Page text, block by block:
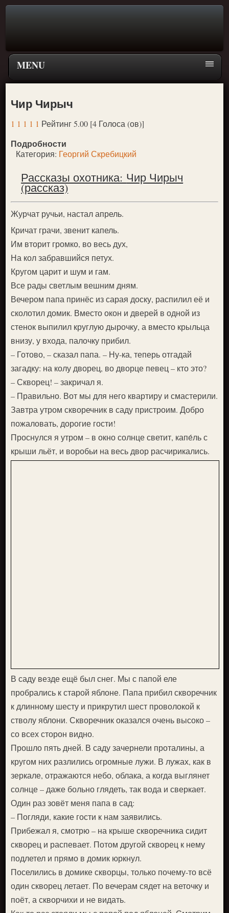
MENU
Главная страница
Поиск
ПЕРЕЙТИ К ГЛАВНОМУ МЕНЮ СКАЗОК
Новое
Чир Чирыч
1 1 1 1 1 Рейтинг 5.00 [4 Голоса (ов)]
Подробности
Категория: Георгий Скребицкий
Рассказы охотника: Чир Чирыч
(рассказ)
Журчат ручьи, настал апрель.
Кричат грачи, звенит капель.
Им вторит громко, во весь дух,
На кол забравшийся петух.
Кругом царит и шум и гам.
Все рады светлым вешним дням.
Вечером папа принёс из сарая доску, распилил её и
сколотил домик. Вместо окон и дверей в одной из
стенок выпилил круглую дырочку, а вместо крыльца
внизу, у входа, палочку прибил.
– Готово, – сказал папа. – Ну-ка, теперь отгадай
загадку: на колу дворец, во дворце певец – кто это?
– Скворец! – закричал я.
– Правильно. Вот мы для него квартиру и смастерили.
Завтра утром скворечник в саду пристроим. Добро
пожаловать, дорогие гости!
Проснулся я утром – в окно солнце светит, капе́ль с
крыши льёт, и воробьи на весь двор расчирикались.
В саду везде ещё был снег. Мы с папой еле
пробрались к старой яблоне. Папа прибил скворечник
к длинному шесту и прикрутил шест проволокой к
стволу яблони. Скворечник оказался очень высоко –
со всех сторон видно.
Прошло пять дней. В саду зачернели проталины, а
кругом них разлились огромные лужи. В лужах, как в
зеркале, отражаются небо, облака, а когда выглянет
солнце – даже больно глядеть, так вода и сверкает.
Один раз зовёт меня папа в сад:
– Погляди, какие гости к нам заявились.
Прибежал я, смотрю – на крыше скворечника сидит
скворец и распевает. Потом другой скворец к нему
подлетел и прямо в домик юркнул.
Поселились в домике скворцы, только почему-то всё
один скворец летает. По вечерам сядет на веточку и
поёт, а скворчихи и не видать.